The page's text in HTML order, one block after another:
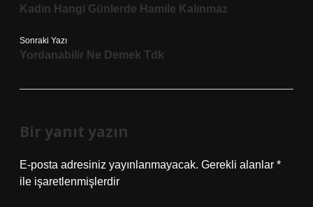
Kadın Hangi Günlerde Hamile Kalınmaz
Sonraki Yazı
Yordanabilir Ne Demek Tdk
Bir yanıt yazın
E-posta adresiniz yayınlanmayacak. Gerekli alanlar *
ile işaretlenmişlerdir